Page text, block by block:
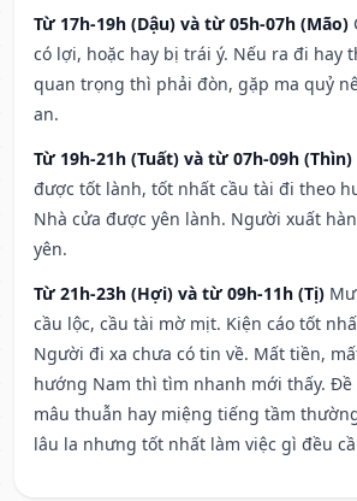
Từ 17h-19h (Dậu) và từ 05h-07h (Mão)
có lợi, hoặc hay bị trái ý. Nếu ra đi hay
quan trọng thì phải đòn, gặp ma quỷ
an.
Từ 19h-21h (Tuất) và từ 07h-09h (Thìn)
được tốt lành, tốt nhất cầu tài đi theo
Nhà cửa được yên lành. Người xuất
yên.
Từ 21h-23h (Hợi) và từ 09h-11h (Tị)
cầu lộc, cầu tài mờ mịt. Kiện cáo tốt
Người đi xa chưa có tin về. Mất tiền,
hướng Nam thì tìm nhanh mới thấy.
mâu thuẫn hay miệng tiếng tầm
lâu la nhưng tốt nhất làm việc gì đều